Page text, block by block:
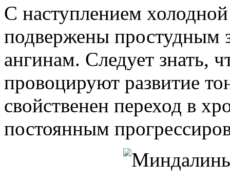
С наступлением
подвержены простудным
ангинам. Следует знать,
провоцируют развитие
свойственен переход в
постоянным